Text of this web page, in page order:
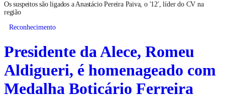
Os suspeitos são ligados a Anastácio Pereira Paiva, o '12', líder do CV na
região
Reconhecimento
Presidente da Alece, Romeu
Aldigueri, é homenageado com
Medalha Boticário Ferreira